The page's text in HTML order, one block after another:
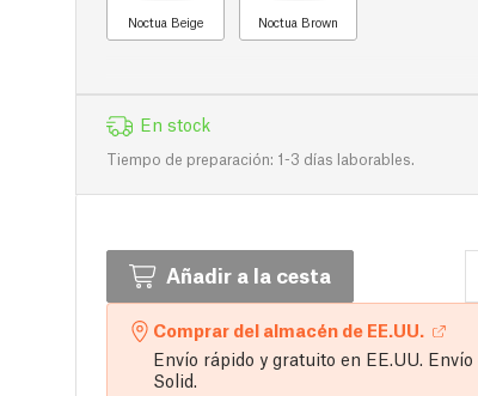
Noctua Beige Noctua Brown
En stock
Tiempo de preparación: 1-3 días laborables.
Añadir a la cesta
Comprar del almacén de EE.UU.
Envío rápido y gratuito en EE.UU.
Solid.